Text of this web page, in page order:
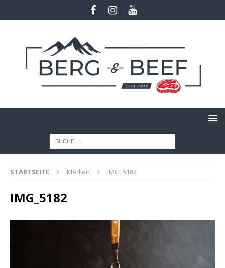
STARTSEITE Medien IMG_5182
IMG_5182